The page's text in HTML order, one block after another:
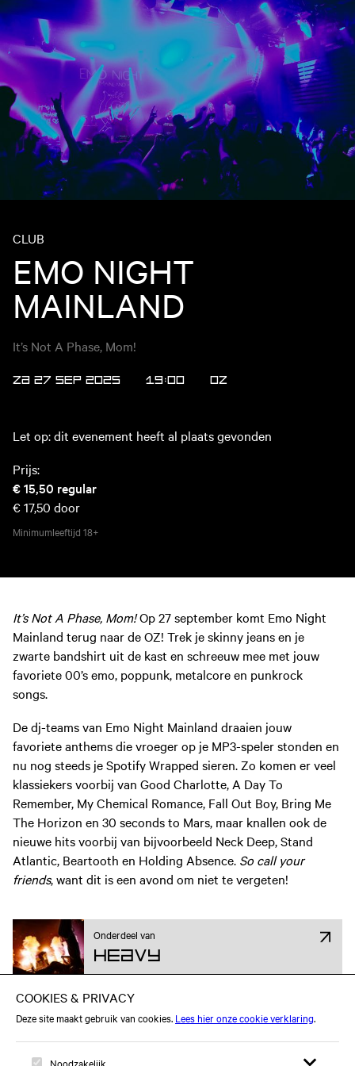
CLUB
EMO NIGHT
MAINLAND
It’s Not A Phase, Mom!
ZA 27 SEP 2025 19:00 OZ
Let op: dit evenement heeft al plaats gevonden
Prijs:
€ 15,50 regular
€ 17,50 door
Minimumleeftijd 18+
It’s Not A Phase, Mom!Op 27 september komt Emo Night
Mainland terug naar de OZ! Trek je skinny jeans en je
zwarte bandshirt uit de kast en schreeuw mee met jouw
favoriete 00’s emo, poppunk, metalcore en punkrock
songs.
De dj-teams van Emo Night Mainland draaien jouw
favoriete anthems die vroeger op je MP3-speler stonden en
nu nog steeds je Spotify Wrapped sieren. Zo komen er veel
klassiekers voorbij van Good Charlotte, A Day To
Remember, My Chemical Romance, Fall Out Boy, Bring Me
The Horizon en 30 seconds to Mars, maar knallen ook de
nieuwe hits voorbij van bijvoorbeeld Neck Deep, Stand
Atlantic, Beartooth en Holding Absence. So call your
friends, want dit is een avond om niet te vergeten!
Onderdeel van
Heavy